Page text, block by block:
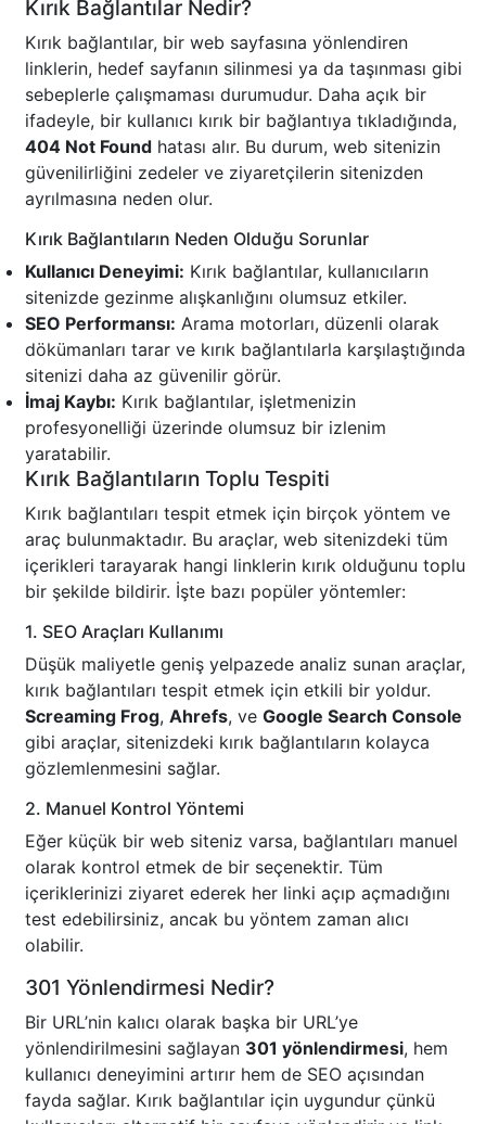
Kırık Bağlantılar Nedir?
Kırık bağlantılar, bir web sayfasına yönlendiren
linklerin, hedef sayfanın silinmesi ya da taşınması gibi
sebeplerle çalışmaması durumudur. Daha açık bir
ifadeyle, bir kullanıcı kırık bir bağlantıya tıkladığında,
404 Not Found hatası alır. Bu durum, web sitenizin
güvenilirliğini zedeler ve ziyaretçilerin sitenizden
ayrılmasına neden olur.
Kırık Bağlantıların Neden Olduğu Sorunlar
Kullanıcı Deneyimi: Kırık bağlantılar, kullanıcıların
sitenizde gezinme alışkanlığını olumsuz etkiler.
SEO Performansı: Arama motorları, düzenli olarak
dökümanları tarar ve kırık bağlantılarla karşılaştığında
sitenizi daha az güvenilir görür.
İmaj Kaybı: Kırık bağlantılar, işletmenizin
profesyonelliği üzerinde olumsuz bir izlenim
yaratabilir.
Kırık Bağlantıların Toplu Tespiti
Kırık bağlantıları tespit etmek için birçok yöntem ve
araç bulunmaktadır. Bu araçlar, web sitenizdeki tüm
içerikleri tarayarak hangi linklerin kırık olduğunu toplu
bir şekilde bildirir. İşte bazı popüler yöntemler:
1. SEO Araçları Kullanımı
Düşük maliyetle geniş yelpazede analiz sunan araçlar,
kırık bağlantıları tespit etmek için etkili bir yoldur.
Screaming Frog, Ahrefs, ve Google Search Console
gibi araçlar, sitenizdeki kırık bağlantıların kolayca
gözlemlenmesini sağlar.
2. Manuel Kontrol Yöntemi
Eğer küçük bir web siteniz varsa, bağlantıları manuel
olarak kontrol etmek de bir seçenektir. Tüm
içeriklerinizi ziyaret ederek her linki açıp açmadığını
test edebilirsiniz, ancak bu yöntem zaman alıcı
olabilir.
301 Yönlendirmesi Nedir?
Bir URL’nin kalıcı olarak başka bir URL’ye
yönlendirilmesini sağlayan 301 yönlendirmesi, hem
kullanıcı deneyimini artırır hem de SEO açısından
fayda sağlar. Kırık bağlantılar için uygundur çünkü